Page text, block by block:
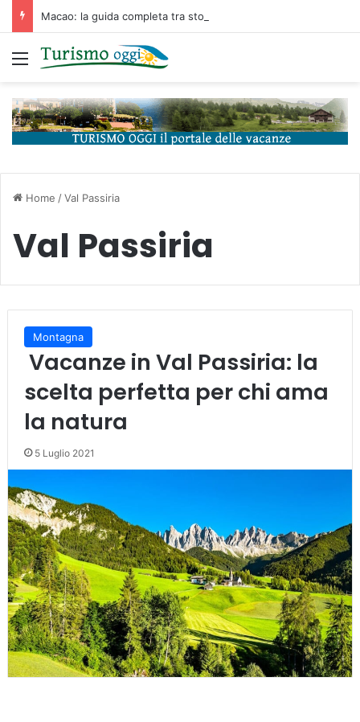
Menu
Home /Val Passiria
Val Passiria
Montagna
Vacanze in Val Passiria: la
scelta perfetta per chi ama
la natura
5 Luglio 2021